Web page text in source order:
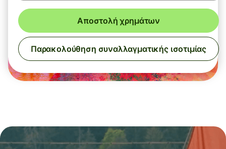
Αποστολή χρημάτων
Παρακολούθηση συναλλαγματικής ισοτιμίας